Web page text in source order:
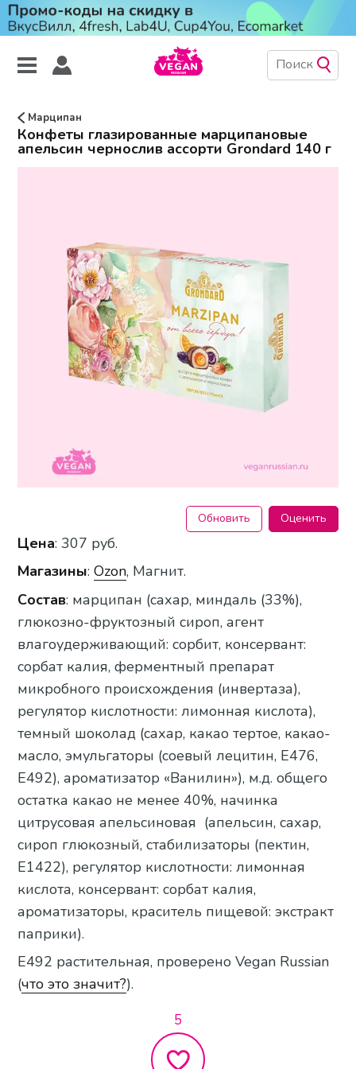
Марципан
Конфеты глазированные марципановые
апельсин чернослив ассорти Grondard 140 г
Обновить Оценить
Цена: 307 руб.
Магазины:Ozon, Магнит.
Состав: марципан (сахар, миндаль (33%),
глюкозно-фруктозный сироп, агент
влагоудерживающий: сорбит, консервант:
сорбат калия, ферментный препарат
микробного происхождения (инвертаза),
регулятор кислотности: лимонная кислота),
темный шоколад (сахар, какао тертое, какао-
масло, эмульгаторы (соевый лецитин, Е476,
Е492), ароматизатор «Ванилин»), м.д. общего
остатка какао не менее 40%, начинка
цитрусовая апельсиновая (апельсин, сахар,
сироп глюкозный, стабилизаторы (пектин,
Е1422), регулятор кислотности: лимонная
кислота, консервант: сорбат калия,
ароматизаторы, краситель пищевой: экстракт
паприки).
Е492 растительная, проверено Vegan Russian
(что это значит?).
5